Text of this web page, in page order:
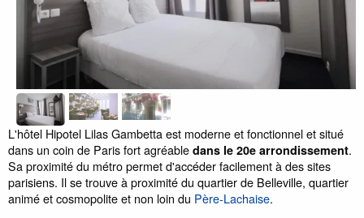
L'hôtel Hipotel Lilas Gambetta est moderne et fonctionnel et situé
dans un coin de Paris fort agréable dans le 20e arrondissement.
Sa proximité du métro permet d'accéder facilement à des sites
parisiens. Il se trouve à proximité du quartier de Belleville, quartier
animé et cosmopolite et non loin du Père-Lachaise.